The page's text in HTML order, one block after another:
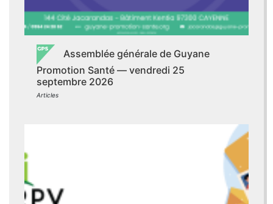
Assemblée générale de Guyane
Promotion Santé — vendredi 25
septembre 2026
Articles